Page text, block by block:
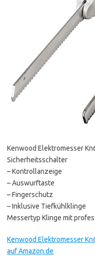
Kenwood Elektromesser
Sicherheitsschalter
– Kontrollanzeige
– Auswurftaste
– Fingerschutz
– Inklusive Tiefkühlklinge
Messertyp Klinge mit
Kenwood Elektromesser
auf Amazon.de